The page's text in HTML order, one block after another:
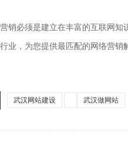
销必须是建立在丰富的互联网
业，为您提供最匹配的网络营销
武汉网站建设 武汉做网站